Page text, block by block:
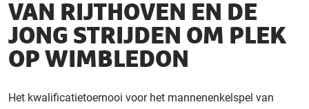
VAN RIJTHOVEN EN DE
JONG STRIJDEN OM PLEK
OP WIMBLEDON
Het kwalificatietoernooi voor het mannenenkelspel van